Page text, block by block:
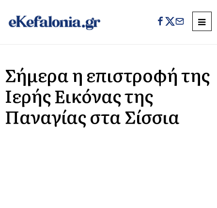
Σήμερα η επιστροφή της
Ιερής Εικόνας της
Παναγίας στα Σίσσια